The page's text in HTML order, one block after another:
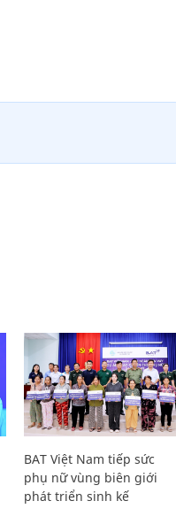
BAT Việt Nam tiếp sức
phụ nữ vùng biên giới
phát triển sinh kế